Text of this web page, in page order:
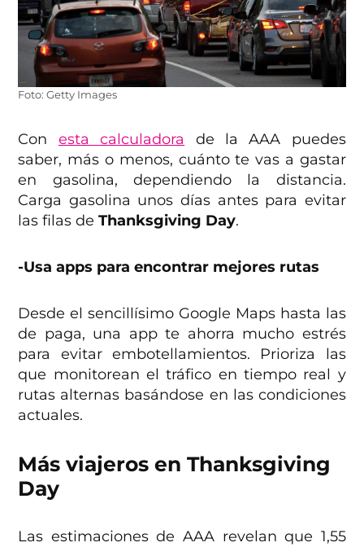
Foto: Getty Images
Con esta calculadora de la AAA puedes
saber, más o menos, cuánto te vas a gastar
en gasolina, dependiendo la distancia.
Carga gasolina unos días antes para evitar
las filas deThanksgiving Day.
-Usa apps para encontrar mejores rutas
Desde el sencillísimo Google Maps hasta las
de paga, una app te ahorra mucho estrés
para evitar embotellamientos. Prioriza las
que monitorean el tráfico en tiempo real y
rutas alternas basándose en las condiciones
actuales.
Más viajeros en Thanksgiving
Day
Las estimaciones de AAA revelan que 1,55